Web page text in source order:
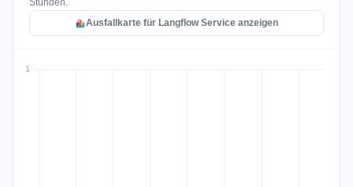
Stunden.
Ausfallkarte für Langflow Service anzeigen